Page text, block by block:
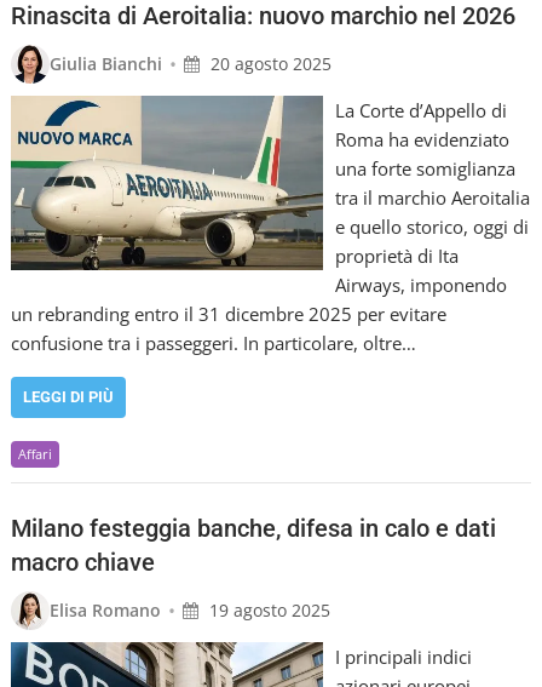
Rinascita di Aeroitalia: nuovo marchio nel 2026
Giulia Bianchi • 20 agosto 2025
La Corte d’Appello di
Roma ha evidenziato
una forte somiglianza
tra il marchio Aeroitalia
e quello storico, oggi di
proprietà di Ita
Airways, imponendo
un rebranding entro il 31 dicembre 2025 per evitare
confusione tra i passeggeri. In particolare, oltre…
LEGGI DI PIÙ
Affari
Milano festeggia banche, difesa in calo e dati
macro chiave
Elisa Romano • 19 agosto 2025
I principali indici